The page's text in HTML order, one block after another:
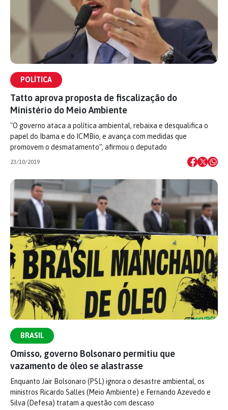
POLÍTICA
Tatto aprova proposta de fiscalização do
Ministério do Meio Ambiente
"O governo ataca a política ambiental, rebaixa e desqualifica o
papel do Ibama e do ICMBio, e avança com medidas que
promovem o desmatamento”, afirmou o deputado
23/10/2019
BRASIL
Omisso, governo Bolsonaro permitiu que
vazamento de óleo se alastrasse
Enquanto Jair Bolsonaro (PSL) ignora o desastre ambiental, os
ministros Ricardo Salles (Meio Ambiente) e Fernando Azevedo e
Silva (Defesa) tratam a questão com descaso